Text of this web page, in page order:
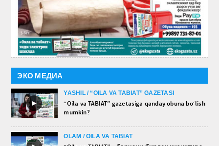
ЭКО МЕДИА
►
YASHIL / “OILA VA TABIAT” GAZETASI
“Oila va TABIAT” gazetasiga qanday obuna bo‘lish
mumkin?
OLAM / OILA VA TABIAT